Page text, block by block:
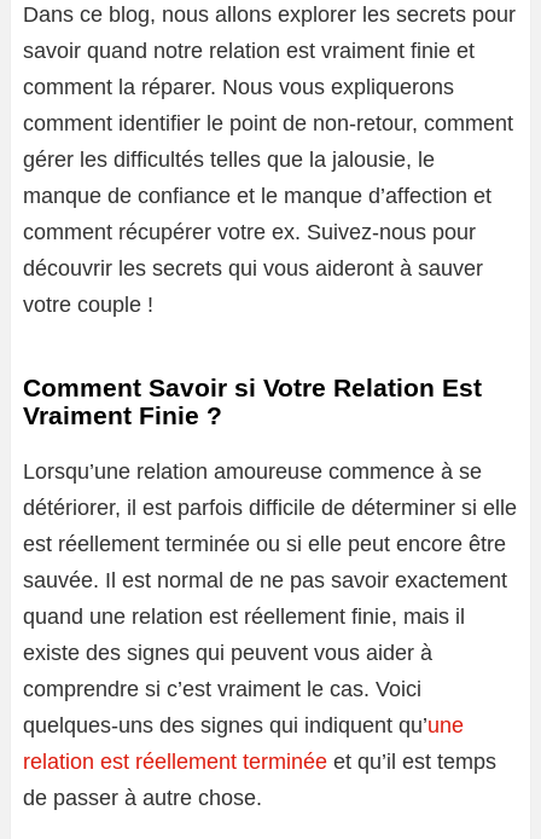
Dans ce blog, nous allons explorer les secrets pour
savoir quand notre relation est vraiment finie et
comment la réparer. Nous vous expliquerons
comment identifier le point de non-retour, comment
gérer les difficultés telles que la jalousie, le
manque de confiance et le manque d’affection et
comment récupérer votre ex. Suivez-nous pour
découvrir les secrets qui vous aideront à sauver
votre couple !
Comment Savoir si Votre Relation Est
Vraiment Finie ?
Lorsqu’une relation amoureuse commence à se
détériorer, il est parfois difficile de déterminer si elle
est réellement terminée ou si elle peut encore être
sauvée. Il est normal de ne pas savoir exactement
quand une relation est réellement finie, mais il
existe des signes qui peuvent vous aider à
comprendre si c’est vraiment le cas. Voici
quelques-uns des signes qui indiquent qu’une
relation est réellement terminée et qu’il est temps
de passer à autre chose.